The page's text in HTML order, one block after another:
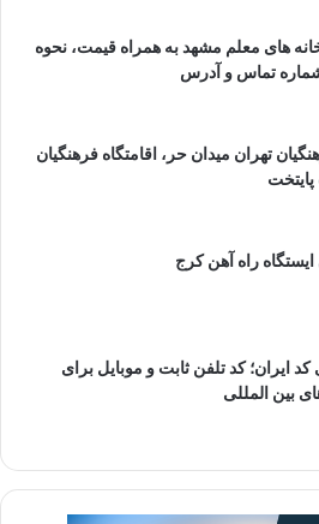
های معلم مشهد به همراه قیمت، نحوه
تماس و آدرس
تهران میدان حر، اقامتگاه فرهنگیان
راه آهن کرج
کد ایران؛ کد تلفن ثابت و موبایل برای
بین المللی